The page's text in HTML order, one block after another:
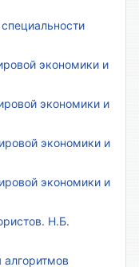
экономики и
экономики и
экономики и
экономики и
Н.Б.
алгоритмов